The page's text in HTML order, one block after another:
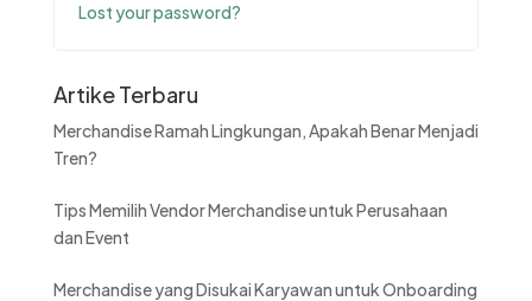
Lost your password?
Artike Terbaru
Merchandise Ramah Lingkungan, Apakah Benar Menjadi
Tren?
Tips Memilih Vendor Merchandise untuk Perusahaan
dan Event
Merchandise yang Disukai Karyawan untuk Onboarding